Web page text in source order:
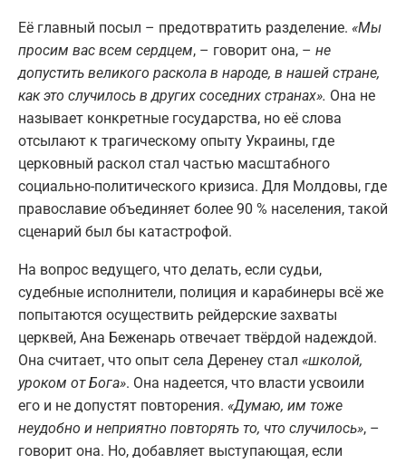
Её главный посыл – предотвратить разделение. «Мы
просим вас всем сердцем, – говорит она, – не
допустить великого раскола в народе, в нашей стране,
как это случилось в других соседних странах». Она не
называет конкретные государства, но её слова
отсылают к трагическому опыту Украины, где
церковный раскол стал частью масштабного
социально-политического кризиса. Для Молдовы, где
православие объединяет более 90 % населения, такой
сценарий был бы катастрофой.
На вопрос ведущего, что делать, если судьи,
судебные исполнители, полиция и карабинеры всё же
попытаются осуществить рейдерские захваты
церквей, Ана Беженарь отвечает твёрдой надеждой.
Она считает, что опыт села Деренеу стал «школой,
уроком от Бога». Она надеется, что власти усвоили
его и не допустят повторения. «Думаю, им тоже
неудобно и неприятно повторять то, что случилось», –
говорит она. Но, добавляет выступающая, если